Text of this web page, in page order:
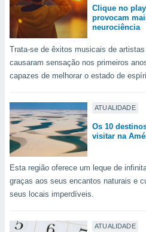
medir
da
medir o
dos
ou
de dados
fontes,
melhorar
dados
através
Clique no
provocam
neurociência
Trata-se de êxitos musicais de
causaram sensação nos primeiros
capazes de melhorar o estado de
ATUALIDADE
Os 10
visitar na
Esta região oferece um leque de
graças aos seus encantos naturais e
seus locais imperdíveis.
ATUALIDADE